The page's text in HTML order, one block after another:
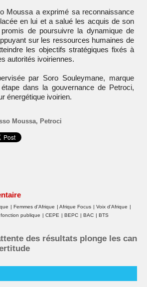
Moussa a exprimé sa reconnaissance
en lui et a salué les acquis de son
de poursuivre la dynamique de
sur les ressources humaines de
les objectifs stratégiques fixés à
autorités ivoiriennes.
par Soro Souleymane, marque
dans la gouvernance de Petroci,
énergétique ivoirien.
Moussa, Petroci
| Femmes d'Afrique | Afrique Focus | Voix d'Afrique |
publique | CEPE | BEPC | BAC | BTS
des résultats plonge les can